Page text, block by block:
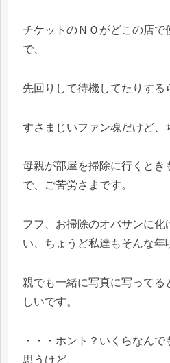
チケットのＮＯがどこの店で
で、
先回りして待機してたりする
すさまじいファン魂だけど、
母親が部屋を掃除に行くとき
で、ご苦労さまです。
フフ、お掃除のオバサンに化
い、ちょうど私達もそんな年
親でも一緒に写真に写ってる
しいです。
・・・ホント？いくらなん
思うけど、